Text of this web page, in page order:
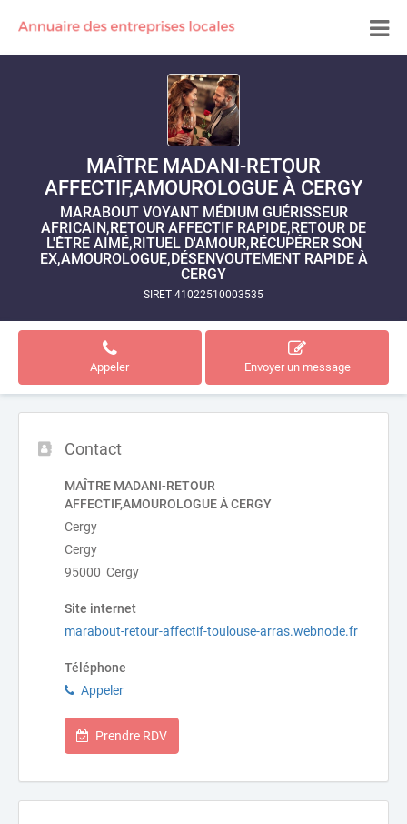
MAÎTRE MADANI-RETOUR
AFFECTIF,AMOUROLOGUE À CERGY
MARABOUT VOYANT MÉDIUM GUÉRISSEUR
AFRICAIN,RETOUR AFFECTIF RAPIDE,RETOUR DE
L'ÊTRE AIMÉ,RITUEL D'AMOUR,RÉCUPÉRER SON
EX,AMOUROLOGUE,DÉSENVOUTEMENT RAPIDE À
CERGY
SIRET 41022510003535
Appeler Envoyer un message
Contact
MAÎTRE MADANI-RETOUR
AFFECTIF,AMOUROLOGUE À CERGY
Cergy
Cergy
95000 Cergy
Site internet
marabout-retour-affectif-toulouse-arras.webnode.fr
Téléphone
Appeler
Prendre RDV